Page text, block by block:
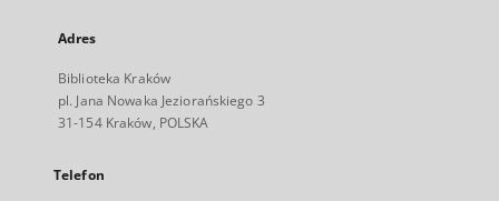
Adres
Biblioteka Kraków
pl. Jana Nowaka Jeziorańskiego 3
31-154 Kraków, POLSKA
Telefon